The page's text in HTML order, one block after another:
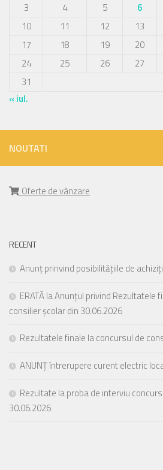
3
4 5 6
10
11 12 13
17
18 19 20
24
25 26 27
31
« iul.
NOUTATI
Oferte de vânzare
RECENT
Anunț prinvind posibilitățiile de
ERATĂ la Anunțul privind Rezultatele
consilier școlar din 30.06.2026
Rezultatele finale la concursul de
ANUNȚ întrerupere curent electric
Rezultate la proba de interviu
30.06.2026